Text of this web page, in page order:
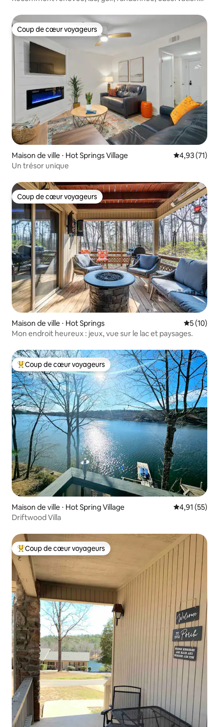
Coup de cœur voyageurs
Coup de cœur voyageurs
Maison de ville ⋅ Hot Springs Village Évaluation
4,93 (71)
Un trésor unique
Coup de cœur voyageurs
Coup de cœur voyageurs
Maison de ville ⋅ Hot Springs
5 (10)
Mon endroit heureux : jeux, vue sur le lac et paysages.
Coups de cœur voyageurs les plus appréciés
Coup de cœur voyageurs
Maison de ville ⋅ Hot Spring Village Évaluation
4,91 (55)
Driftwood Villa
Coups de cœur voyageurs les plus appréciés
Coup de cœur voyageurs